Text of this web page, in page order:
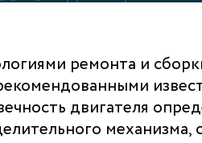
ремонта и
двигателя
механизма,